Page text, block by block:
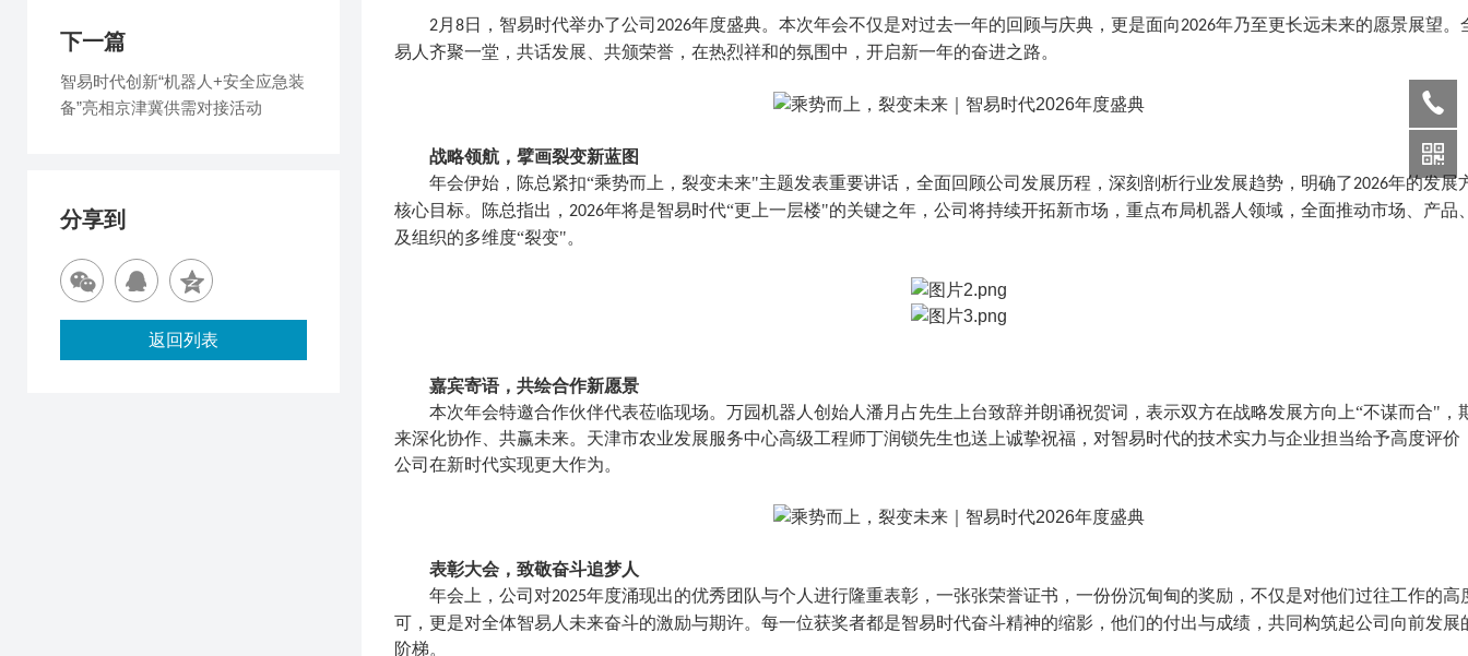
2月 8日，智易时代举办了公司 2026年度盛典。本次年会不仅是对过去一年的回顾与庆典，更是面向2026年乃至更长远未来的愿景展望。
易人齐聚一堂，共话发展、共颁荣誉，在热烈祥和的氛围中，开启新一年的奋进之路。
战略领航，擘画裂变新蓝图
年会伊始，陈总紧扣“乘势而上，裂变未来"主题发表重要讲话，全面回顾公司发展历程，深刻剖析行业发展趋势，明确了2026年的发展
核心目标。
陈总指出， 2026年将是智易时代“更上一层楼"的关键之年，公司将持续开拓新市场，重点布局机器人领域， 全面推动市场、产品
及组织的多维度“裂变"。
嘉宾寄语，共绘合作新愿景
本次年会特邀合作伙伴代表莅临现场。万园机器人创始人潘月占先生上台致辞并朗诵祝贺词，表示双方在战略发展方向上“不谋而合" ，
来深化协作、共赢未来。天津市农业发展服务中心高级工程师丁润锁先生也送上诚挚祝福，对智易时代的技术实力与企业担当给予高度评价
公司在新时代实现更大作为。
表彰大会，致敬奋斗追梦人
年会上，公司对2025年度涌现出的优秀团队与个人进行隆重表彰，一张张荣誉证书，一份份沉甸甸的奖励，不仅是对他们过往工作的高
可，更是对全体智易人未来奋斗的激励与期许。 每一位获奖者都是智易时代奋斗精神的缩影，他们的付出与成绩，共同构筑起公司向前发展
阶梯。
下一篇
智易时代创新“机器人+安全应急装
备”亮相京津冀供需对接活动
分享到
返回列表